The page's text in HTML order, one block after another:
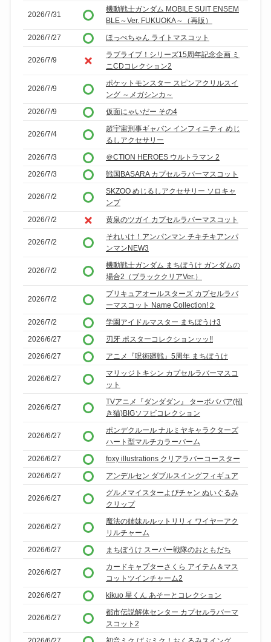
2026/7/31
機動戦士ガンダム MOBILE SUIT ENSEM
BLE～Ver. FUKUOKA～（再販）
2026/7/27
ほっぺちゃん ライトマスコット
2026/7/9
ラブライブ！シリーズ15周年記念企画 ミ
ニCDコレクション2
2026/7/9
ポケットモンスター スピンアクリルスイ
ング ～メガシンカ～
2026/7/9
仮面にゃいだー その4
2026/7/4
超宇宙刑事ギャバン インフィニティ めじ
るしアクセサリー
2026/7/3
＠CTION HEROES ウルトラマン 2
2026/7/3
戦国BASARA カプセルラバーマスコット
2026/7/2
SKZOO めじるしアクセサリー ソロキャ
ンプ
2026/7/2
黄泉のツガイ カプセルラバーマスコット
2026/7/2
それいけ！アンパンマン チキチキアンパ
ンマンNEW3
2026/7/2
機動戦士ガンダム まちぼうけ ガンダムの
場合2（ブラッククリアVer.）
2026/7/2
プリキュアオールスターズ カプセルラバ
ーマスコット Name Collection!２
2026/7/2
学園アイドルマスター まちぼうけ3
2026/6/27
刃牙 ポスターコレクションッッ!!
2026/6/27
アニメ『呪術廻戦』5周年 まちぼうけ
2026/6/27
マリッジトキシン カプセルラバーマスコ
ット
2026/6/27
TVアニメ『ダンダダン』 ターボババア(招
き猫)BIGソフビコレクション
2026/6/27
ポンデクルール ナルミヤキャラクターズ
ハート型マルチカラーバーム
2026/6/27
foxy illustrations クリアラバーコースター
2026/6/27
アンデルセン ダブルスイングフィギュア
2026/6/27
グルメマイスターよぴチャン ぬいぐるみ
クリップ
2026/6/27
魔法の姉妹ルルットリリィ ワイヤーアク
リルチャーム
2026/6/27
まちぼうけ スーパー戦隊のおともだち
2026/6/27
カードキャプターさくら アイテム＆マス
コットツインチャーム2
2026/6/27
kikuo 星くん あそーとコレクション
2026/6/27
都市伝説解体センター カプセルラバーマ
スコット2